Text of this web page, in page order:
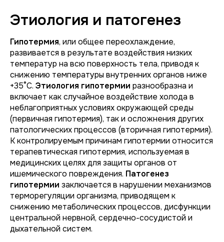
Этиология и патогенез
Гипотермия, или общее переохлаждение,
развивается в результате воздействия низких
температур на всю поверхность тела, приводя к
снижению температуры внутренних органов ниже
+35°C. Этиология гипотермии разнообразна и
включает как случайное воздействие холода в
неблагоприятных условиях окружающей среды
(первичная гипотермия), так и осложнения других
патологических процессов (вторичная гипотермия).
К контролируемым причинам гипотермии относится
терапевтическая гипотермия, используемая в
медицинских целях для защиты органов от
ишемического повреждения. Патогенез
гипотермии заключается в нарушении механизмов
терморегуляции организма, приводящем к
снижению метаболических процессов, дисфункции
центральной нервной, сердечно-сосудистой и
дыхательной систем.